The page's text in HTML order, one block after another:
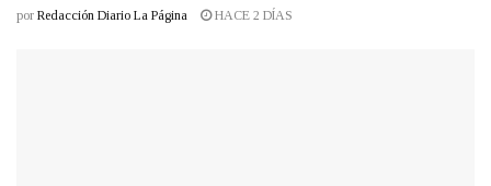
por Redacción Diario La Página HACE 2 DÍAS